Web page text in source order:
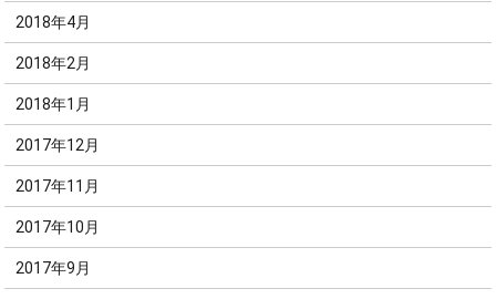
2018年4月
2018年2月
2018年1月
2017年12月
2017年11月
2017年10月
2017年9月